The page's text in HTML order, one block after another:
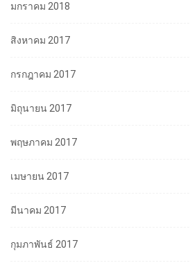
มกราคม 2018
สิงหาคม 2017
กรกฎาคม 2017
มิถุนายน 2017
พฤษภาคม 2017
เมษายน 2017
มีนาคม 2017
กุมภาพันธ์ 2017